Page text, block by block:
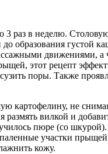
3 раз в неделю.
до образования густой
движениями, а
этот рецепт
поры. Также
картофелину, не
размять вилкой и
пюре (со
участки
кожу.